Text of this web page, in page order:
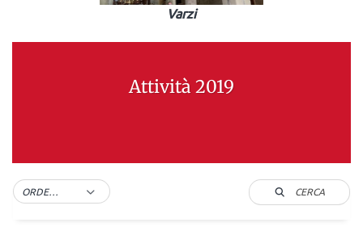
Varzi
Attività 2019
ORDER BY DEFAULT CERCA